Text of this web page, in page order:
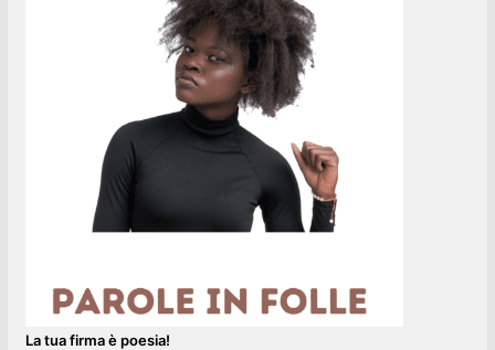
La tua firma è poesia!